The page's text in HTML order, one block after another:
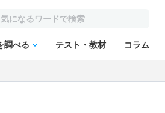
調べる テスト・教材 コラム